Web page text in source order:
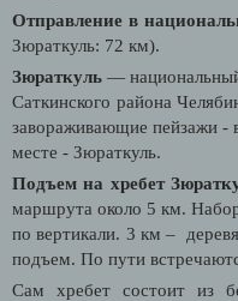
Отправление в
Зюраткуль: 72 км).
Зюраткуль —
Саткинского района
завораживающие пейзажи -
месте - Зюраткуль.
Подъем на хребет
маршрута около 5 км.
по вертикали. 3 км –
подъем. По пути
Сам хребет состоит из